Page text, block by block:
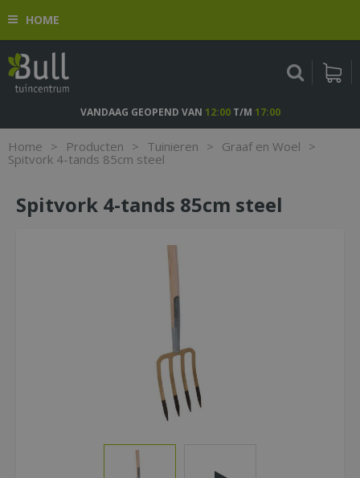
n
o
HOME
Home > Producten > Tuinieren > Graaf en Woel >
Spitvork 4-tands 85cm steel
VANDAAG GEOPEND VAN 12:00T/M 17:00
Spitvork 4-tands 85cm steel